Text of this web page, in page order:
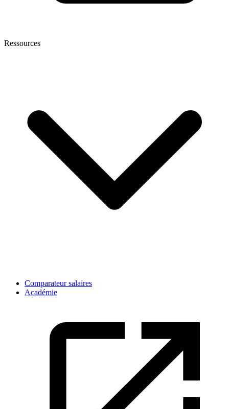
Ressources
Comparateur salaires
Académie